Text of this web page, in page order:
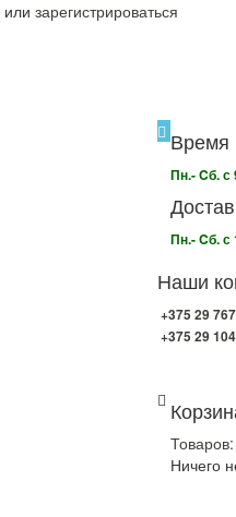
или зарегистрироваться
Время
Пн.- Cб. с
Пн.- Cб. с
Наши
+375 29
+375 29
Ничего